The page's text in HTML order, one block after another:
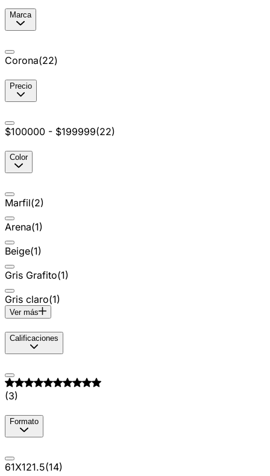
Marca
Corona(22)
Precio
$100000 - $199999(22)
Color
Marfil(2)
Arena(1)
Beige(1)
Gris Grafito(1)
Gris claro(1)
Ver más
Calificaciones
(3)
Formato
61X121.5(14)